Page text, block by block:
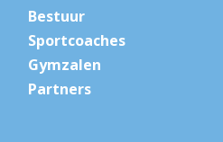
Bestuur
Sportcoaches
Gymzalen
Partners